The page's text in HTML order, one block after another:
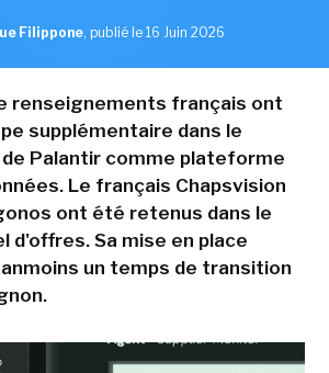
Filippone, publié le 16 Juin 2026
renseignements français ont
supplémentaire dans le
Palantir comme plateforme
Le français Chapsvision
ont été retenus dans le
d'offres. Sa mise en place
un temps de transition